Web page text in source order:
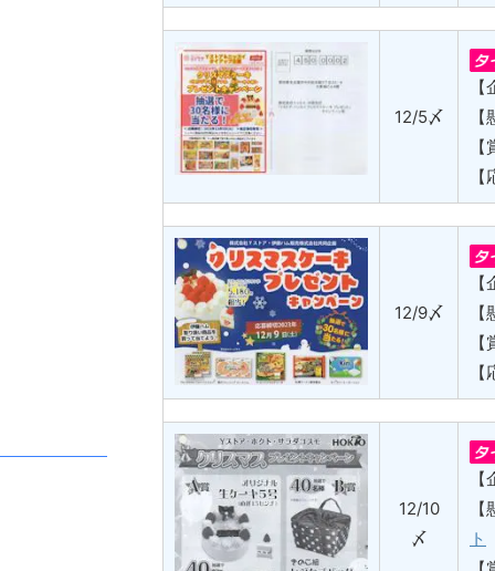
12/5〆
12/9〆
12/10
〆
ト